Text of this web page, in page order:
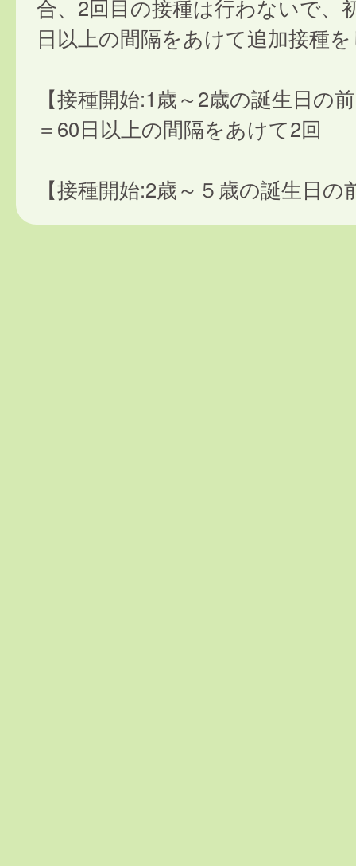
合、2回目の接種は行わないで、
日以上の間隔をあけて追加接種
【接種開始:1歳～2歳の誕生日の
＝60日以上の間隔をあけて2回
【接種開始:2歳～５歳の誕生日の